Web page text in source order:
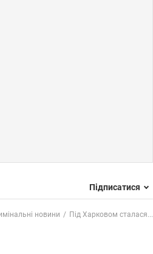
Підписатися
новини Під Харковом сталася...